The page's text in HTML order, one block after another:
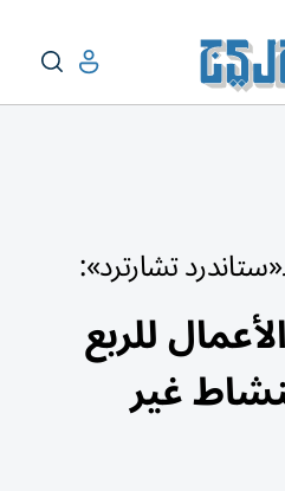
تشارترد»:
للربع
غير